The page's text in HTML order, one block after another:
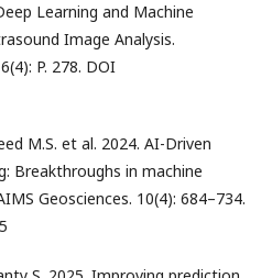
Learning and Machine
Image Analysis.
P. 278. DOI
M.S. et al. 2024. AI-Driven
Breakthroughs in machine
Geosciences. 10(4): 684–734.